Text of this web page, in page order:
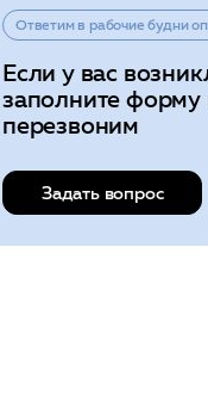
Ответим в рабочие будни
Если у вас
заполните
перезвоним
Задать вопрос